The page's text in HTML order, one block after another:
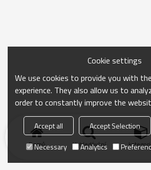
Domů Vyhledávání
Cookie settings
We use cookies to provide you with
experience. They also allow us to
order to constantly improve the
Accept all Accept Selection
Necessary
Analytics